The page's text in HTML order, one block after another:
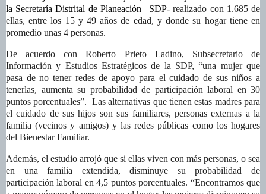
la Secretaría Distrital de Planeación –SDP-realizado con 1.685 de
ellas, entre los 15 y 49 años de edad, y donde su hogar tiene en
promedio unas 4 personas.
De acuerdo con Roberto Prieto Ladino, Subsecretario de
Información y Estudios Estratégicos de la SDP, “una mujer que
pasa de no tener redes de apoyo para el cuidado de sus niños a
tenerlas, aumenta su probabilidad de participación laboral en 30
puntos porcentuales”. Las alternativas que tienen estas madres para
el cuidado de sus hijos son sus familiares, personas externas a la
familia (vecinos y amigos) y las redes públicas como los hogares
del Bienestar Familiar.
Además, el estudio arrojó que si ellas viven con más personas, o sea
en una familia extendida, disminuye su probabilidad de
participación laboral en 4,5 puntos porcentuales. “Encontramos que